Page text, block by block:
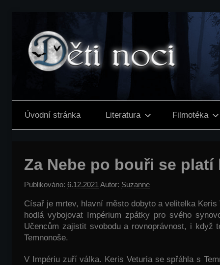
obsahu
noci
Úvodní stránka Literatura Filmotéka
Za Nebe po bouři se
Publikováno: 6.12.2021 Autor: Suzanne
Císař je mrtev, hlavní město dobyto a velitelka
hodlá vybojovat Impérium zpátky pro svého
Učencům zajistit svobodu a rovnoprávnost, i když
Temnonoše.
V Impériu zuří válka. Keris Veturia se spřáhla s